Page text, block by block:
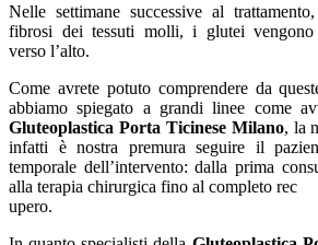
Nelle settimane successive al
fibrosi dei tessuti molli, i glutei vengono
verso l’alto.
Come avrete potuto comprendere da
abbiamo spiegato a grandi linee come
Gluteoplastica Porta Ticinese Milano, la
infatti è nostra premura seguire il
temporale dell’intervento: dalla prima
alla terapia chirurgica fino al completo rec
upero.